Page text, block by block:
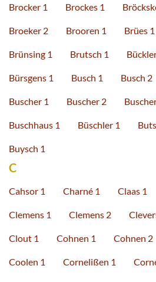
Brocker 1 Brockes 1
Broeker 2 Brooren 1 Brües 1
Brünsing 1 Brutsch 1
Bürsgens 1 Busch 1 Busch 2
Buscher 1 Buscher 2
Buschhaus 1 Büschler 1
Buysch 1
C
Cahsor 1 Charné 1 Claas 1
Clemens 1 Clemens 2
Clout 1 Cohnen 1 Cohnen 2
Coolen 1 Cornelißen 1